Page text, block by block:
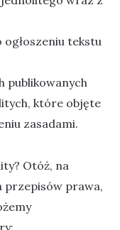
tekstu
publikowanych
które objęte
zasadami.
Otóż, na
przepisów prawa,